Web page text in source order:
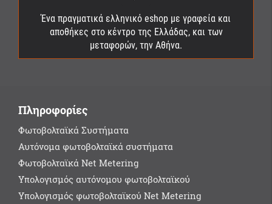
Ένα πραγματικά ελληνικό eshop με γραφεία και
αποθήκες στο κέντρο της Ελλάδας, και των
μεταφορών, την Αθήνα.
Πληροφορίες
Φωτοβολταϊκά Συστήματα
Αυτόνομα φωτοβολταϊκά συστήματα
Φωτοβολταϊκά Net Metering
Υπολογισμός αυτόνομου φωτοβολταϊκού
Υπολογισμός φωτοβολταϊκού Net Metering